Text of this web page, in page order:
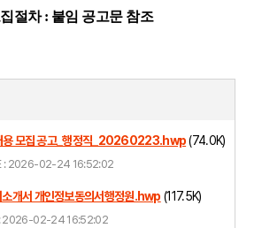
절차 : 붙임 공고문 참조
모집 공고_행정직_20260223.hwp(74.0K)
: 2026-02-24 16:52:02
소개서 개인정보동의서행정원.hwp (117.5K)
: 2026-02-24 16:52:02